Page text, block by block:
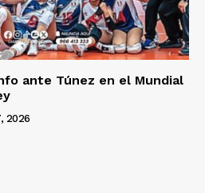
ante Túnez en el Mundial
2026